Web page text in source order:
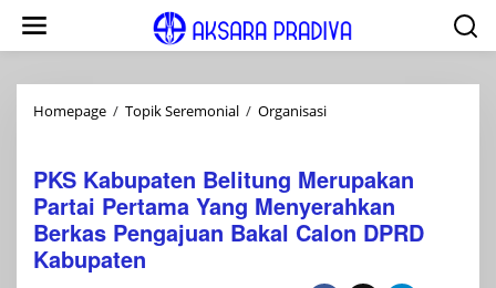
konten
Homepage / Topik Seremonial / OrganisasiPKS
Merupakan
Partai
Pertama
Yang
PKS Kabupaten Belitung Merupakan
Partai Pertama Yang Menyerahkan
Berkas Pengajuan Bakal Calon DPRD
Kabupaten